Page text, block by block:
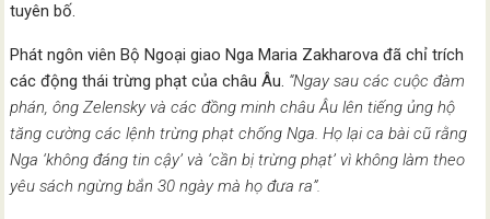
tuyên bố.
Phát ngôn viên Bộ Ngoại giao Nga Maria Zakharova đã chỉ trích
các động thái trừng phạt của châu Âu. “Ngay sau các cuộc đàm
phán, ông Zelensky và các đồng minh châu Âu lên tiếng ủng hộ
tăng cường các lệnh trừng phạt chống Nga. Họ lại ca bài cũ rằng
Nga ‘không đáng tin cậy’ và ‘cần bị trừng phạt’ vì không làm theo
yêu sách ngừng bắn 30 ngày mà họ đưa ra”.